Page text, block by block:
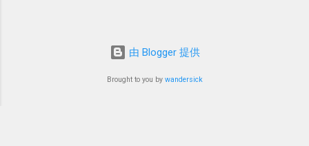
由 Blogger 提供
Brought to you by wandersick